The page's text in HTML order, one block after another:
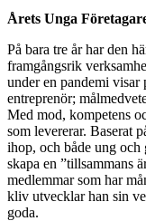
Årets Unga
På bara tre år har den
framgångsrik
under en pandemi visar
entreprenör;
Med mod, kompetens
som levererar. Baserat
ihop, och både ung och
skapa en ”tillsammans
medlemmar som har
kliv utvecklar han sin
goda.